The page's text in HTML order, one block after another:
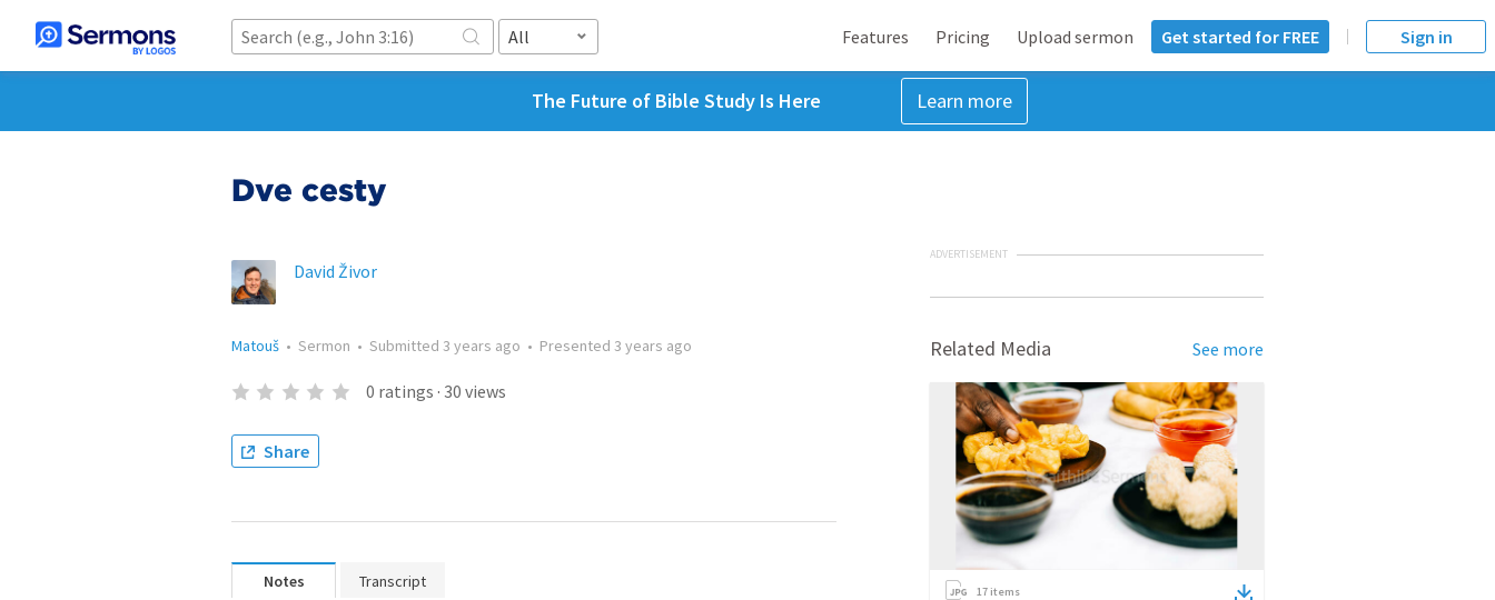
All Features Pricing Upload sermon Get started for FREE Sign in
The Future of Bible Study Is Here Learn more
Dvě cesty
David Živor
Matouš • Sermon • Submitted 3 years ago • Presented 3 years ago
0 ratings · 30 views
Share
Notes Transcript
ADVERTISEMENT
Related Media See more
17 items